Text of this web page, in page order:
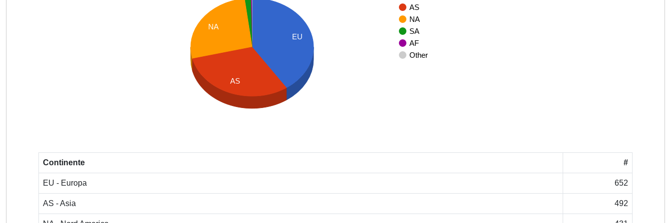
AS
NA
SA
AF
Other
EU
NA
AS
Continente #
EU - Europa 652
AS - Asia 492